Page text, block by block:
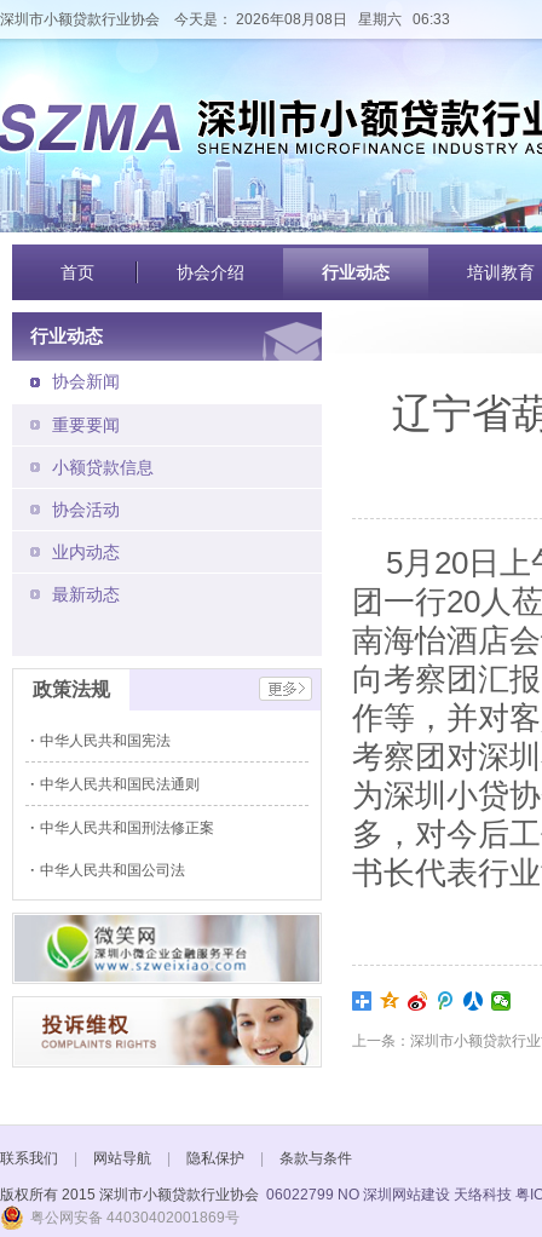
深圳市小额贷款行业协会 今天是： 2026年08月08日 星期六 06:33
首页 协会介绍 行业动态 培训教育
行业动态
协会新闻
重要要闻
小额贷款信息
协会活动
业内动态
最新动态
政策法规
中华人民共和国宪法
中华人民共和国民法通则
中华人民共和国刑法修正案
中华人民共和国公司法
辽宁省
5月20日上
团一行20人
南海怡酒店
向考察团汇
作等，并对
考察团对深
为深圳小贷
多，对今后
书长代表行
上一条：深圳市小额贷款行
联系我们 网站导航 隐私保护 条款与条件
版权所有 2015 深圳市小额贷款行业协会 06022799 NO 深圳网站建设 天络科技 粤
粤公网安备 44030402001869号